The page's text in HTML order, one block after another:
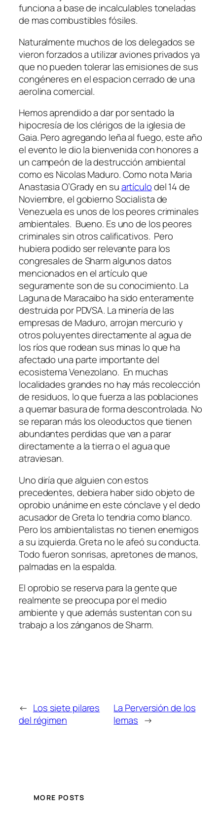
funciona a base de incalculables toneladas
de mas combustibles fósiles.
Naturalmente muchos de los delegados se
vieron forzados a utilizar aviones privados ya
que no pueden tolerar las emisiones de sus
congéneres en el espacion cerrado de una
aerolina comercial.
Hemos aprendido a dar por sentado la
hipocresía de los clérigos de la iglesia de
Gaia. Pero agregando leña al fuego, este año
el evento le dio la bienvenida con honores a
un campeón de la destrucción ambiental
como es Nicolas Maduro. Como nota Maria
Anastasia O’Grady en suartículodel 14 de
Noviembre, el gobierno Socialista de
Venezuela es unos de los peores criminales
ambientales. Bueno. Es uno de los peores
criminales sin otros calificativos. Pero
hubiera podido ser relevante para los
congresales de Sharm algunos datos
mencionados en el artículo que
seguramente son de su conocimiento. La
Laguna de Maracaibo ha sido enteramente
destruida por PDVSA. La minería de las
empresas de Maduro, arrojan mercurio y
otros poluyentes directamente al agua de
los ríos que rodean sus minas lo que ha
afectado una parte importante del
ecosistema Venezolano. En muchas
localidades grandes no hay más recolección
de residuos, lo que fuerza a las poblaciones
a quemar basura de forma descontrolada. No
se reparan más los oleoductos que tienen
abundantes perdidas que van a parar
directamente a la tierra o el agua que
atraviesan.
Uno diría que alguien con estos
precedentes, debiera haber sido objeto de
oprobio unánime en este cónclave y el dedo
acusador de Greta lo tendria como blanco.
Pero los ambientalistas no tienen enemigos
a su izquierda. Greta no le afeó su conducta.
Todo fueron sonrisas, apretones de manos,
palmadas en la espalda.
El oprobio se reserva para la gente que
realmente se preocupa por el medio
ambiente y que además sustentan con su
trabajo a los zánganos de Sharm.
← Los siete pilares
del régimen
La Perversión de los
lemas →
MORE POSTS